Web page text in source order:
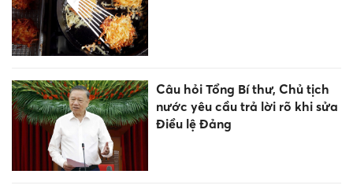
Câu hỏi Tổng Bí thư, Chủ tịch
nước yêu cầu trả lời rõ khi sửa
Điều lệ Đảng